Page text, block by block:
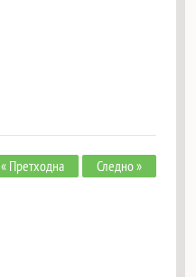
« Претходна Следно »